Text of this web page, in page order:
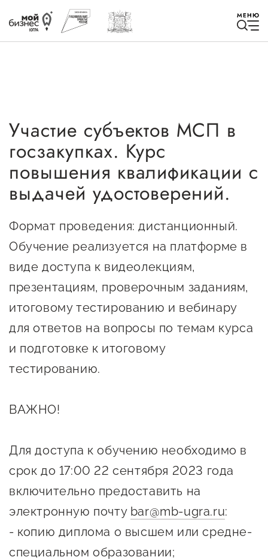
МЕНЮ
Избранное
Быть в курсе
Истории успеха
Мероприятия
Новости
Онлайн-витрина продукции
Социальные сети "Мой
Бизнес Югра"
Меры поддержки
поддержки
Консультационная поддержка
Образовательная поддержка
Поддержка креативного и
инновационно-
технологического
предпринимательства
Участие субъектов МСП в
госзакупках. Курс
повышения квалификации с
выдачей удостоверений.
Формат проведения: дистанционный.
Обучение реализуется на платформе в
виде доступа к видеолекциям,
презентациям, проверочным заданиям,
итоговому тестированию и вебинару
для ответов на вопросы по темам курса
и подготовке к итоговому
тестированию.
ВАЖНО!
Для доступа к обучению необходимо в
срок до 17:00 22 сентября 2023 года
включительно предоставить на
электронную почту bar@mb-ugra.ru:
- копию диплома о высшем или средне-
специальном образовании;